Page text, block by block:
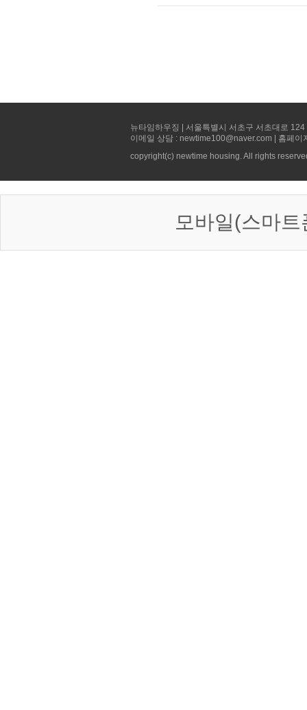
뉴타임하우징 | 서울특별시 서초구 서초대로
이메일 상담 : newtime100@naver.com | 홈페
copyright(c) newtime housing. All rights
모바일(스마